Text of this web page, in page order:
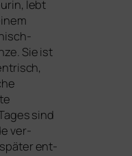
lebt
Sie ist
sind
ver­
spä­ter ent­